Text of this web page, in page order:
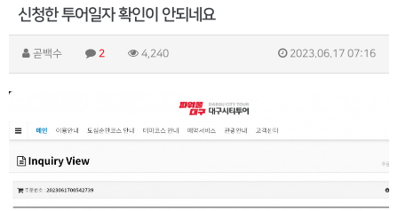
신청한 투어일자 확인이 안되네요
곧백수 2 4,240 2023.06.17 07:16